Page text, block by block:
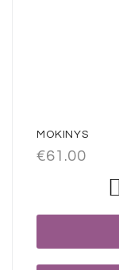
MOKINYS
€61.00